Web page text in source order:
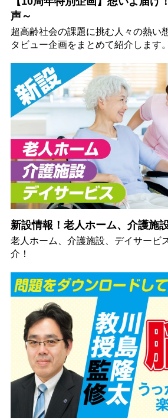
声～
超高齢社会の課題に挑む人々の熱い
タビュー企画をまとめて紹介します。
新設情報！老人ホーム、介護施
老人ホーム、介護施設、デイサービ
介！